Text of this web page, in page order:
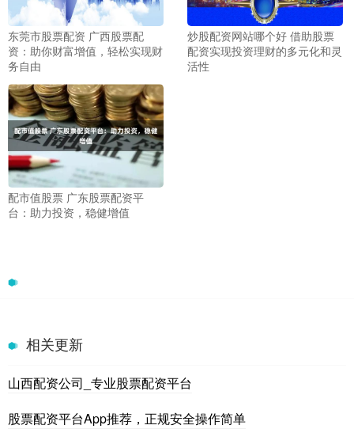
东莞市股票配资 广西股票配
资：助你财富增值，轻松实现财
务自由
炒股配资网站哪个好 借助股票
配资实现投资理财的多元化和灵
活性
配市值股票 广东股票配资平
台：助力投资，稳健增值
相关更新
山西配资公司_专业股票配资平台
股票配资平台App推荐，正规安全操作简单